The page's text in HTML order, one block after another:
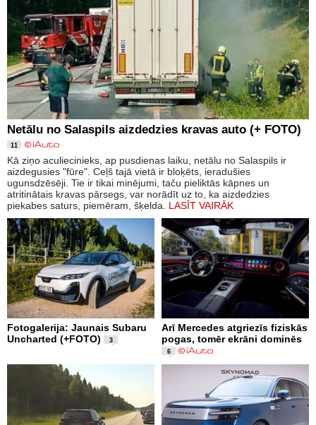
Netālu no Salaspils aizdedzies kravas auto (+ FOTO)
11
Kā ziņo aculiecinieks, ap pusdienas laiku, netālu no Salaspils ir
aizdegusies "fūre". Ceļš tajā vietā ir bloķēts, ieradušies
ugunsdzēsēji. Tie ir tikai minējumi, taču pieliktās kāpnes un
atritinātais kravas pārsegs, var norādīt uz to, ka aizdedzies
piekabes saturs, piemēram, šķelda. LASĪT VAIRĀK
Fotogalerija: Jaunais Subaru
Uncharted (+FOTO)
3
Arī Mercedes atgriezīs fiziskās
pogas, tomēr ekrāni dominēs
6